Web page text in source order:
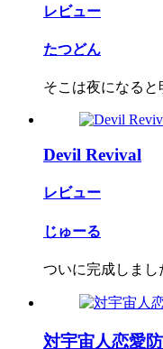
レビュー
たつどん
そこは夜になる
Devil Revival
レビュー
じゅーる
ついに完成しまし
対宇宙人恋愛